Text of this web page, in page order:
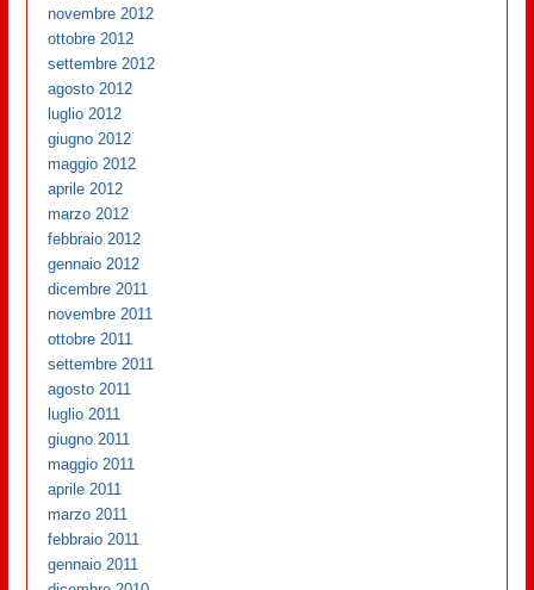
novembre 2012
ottobre 2012
settembre 2012
agosto 2012
luglio 2012
giugno 2012
maggio 2012
aprile 2012
marzo 2012
febbraio 2012
gennaio 2012
dicembre 2011
novembre 2011
ottobre 2011
settembre 2011
agosto 2011
luglio 2011
giugno 2011
maggio 2011
aprile 2011
marzo 2011
febbraio 2011
gennaio 2011